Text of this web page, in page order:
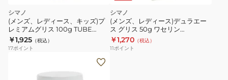
シマノ
(メンズ、レディース、キッズ)プ
レミアムグリス 100g TUBE
Y04110200
￥1,925 （税込）
17ポイント
シマノ
(メンズ、レディース)デュラエー
ス グリス 50g ワセリン
Y04110000
￥1,270 （税込）
11ポイント